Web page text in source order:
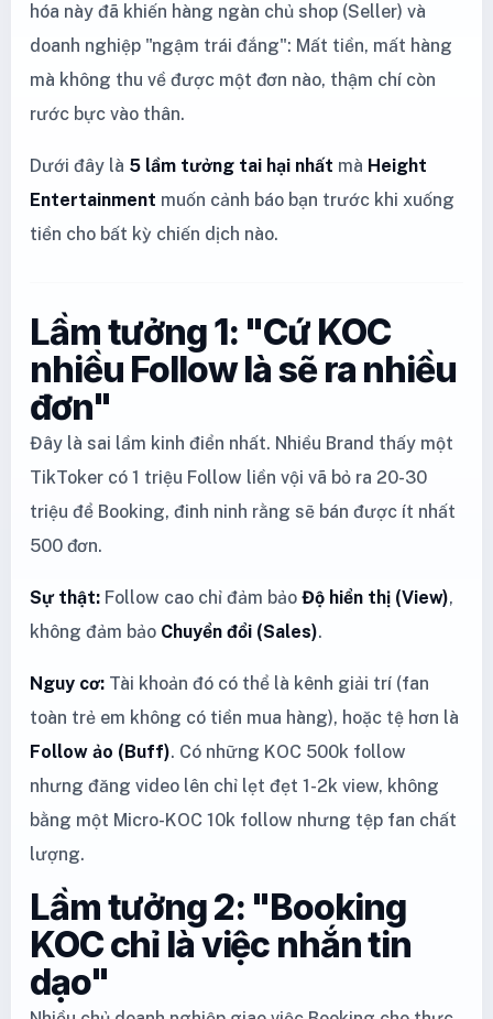
hóa này đã khiến hàng ngàn chủ shop (Seller) và
doanh nghiệp "ngậm trái đắng": Mất tiền, mất hàng
mà không thu về được một đơn nào, thậm chí còn
rước bực vào thân.
Dưới đây là 5 lầm tưởng tai hại nhất mà Height
Entertainment muốn cảnh báo bạn trước khi xuống
tiền cho bất kỳ chiến dịch nào.
Lầm tưởng 1: "Cứ KOC
nhiều Follow là sẽ ra nhiều
đơn"
Đây là sai lầm kinh điển nhất. Nhiều Brand thấy một
TikToker có 1 triệu Follow liền vội vã bỏ ra 20-30
triệu để Booking, đinh ninh rằng sẽ bán được ít nhất
500 đơn.
Sự thật: Follow cao chỉ đảm bảo Độ hiển thị (View),
không đảm bảo Chuyển đổi (Sales).
Nguy cơ: Tài khoản đó có thể là kênh giải trí (fan
toàn trẻ em không có tiền mua hàng), hoặc tệ hơn là
Follow ảo (Buff). Có những KOC 500k follow
nhưng đăng video lên chỉ lẹt đẹt 1-2k view, không
bằng một Micro-KOC 10k follow nhưng tệp fan chất
lượng.
Lầm tưởng 2: "Booking
KOC chỉ là việc nhắn tin
dạo"